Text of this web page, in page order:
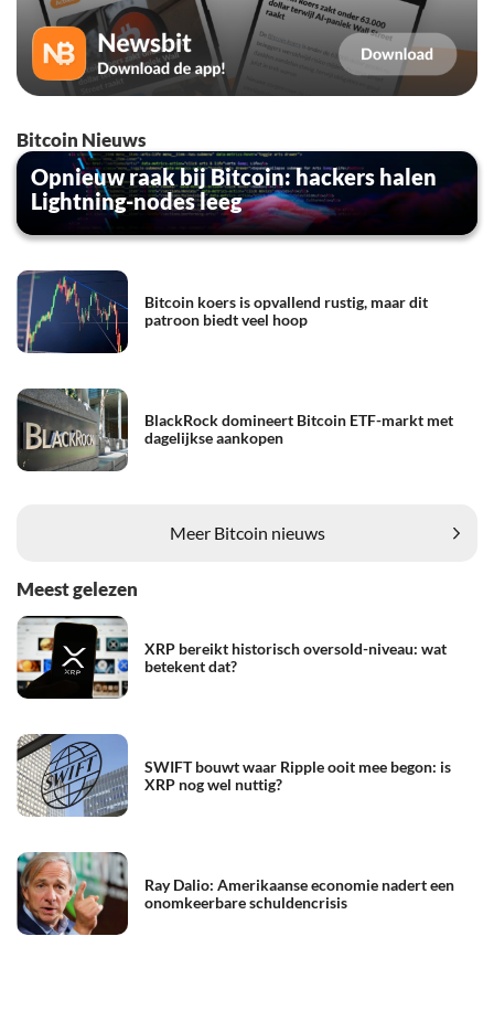
Bitcoin Nieuws
Opnieuw raak bij Bitcoin: hackers halen
Lightning-nodes leeg
Bitcoin koers is opvallend rustig, maar dit
patroon biedt veel hoop
BlackRock domineert Bitcoin ETF-markt met
dagelijkse aankopen
Meer Bitcoin nieuws
Meest gelezen
XRP bereikt historisch oversold-niveau: wat
betekent dat?
SWIFT bouwt waar Ripple ooit mee begon: is
XRP nog wel nuttig?
Ray Dalio: Amerikaanse economie nadert een
onomkeerbare schuldencrisis